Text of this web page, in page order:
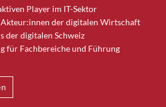
Player im IT-Sektor
Akteur:innen der digitalen Wirtschaft
der digitalen Schweiz
für Fachbereiche und Führung